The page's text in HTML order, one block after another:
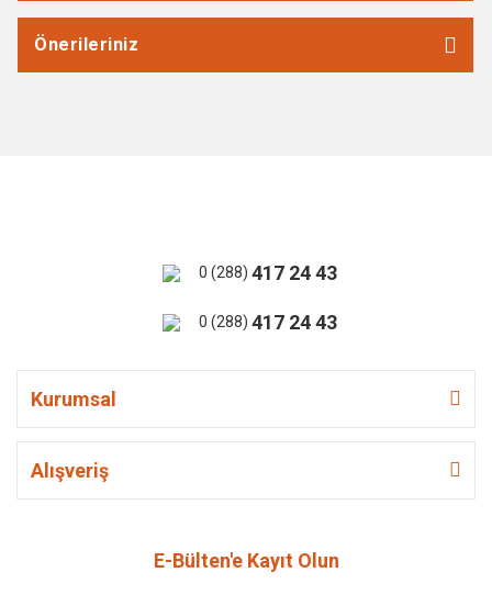
Önerileriniz
0 (288) 417 24 43
0 (288) 417 24 43
Kurumsal
Alışveriş
E-Bülten'e Kayıt Olun